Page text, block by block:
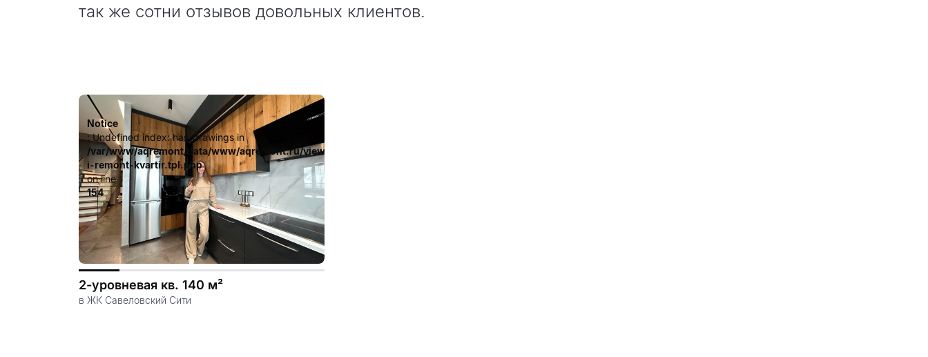
так же сотни отзывов довольных клиентов.
Notice
: Undefined index: has_drawings in
/var/www/aqremont/data/www/aqremont.ru/view/templates_c/ca23d591d3fd8044c55329b97dcde4d44cdb3e9e.file.dizayn-
i-remont-kvartir.tpl.php
on line
154
2-уровневая кв. 140 м²
в ЖК Савеловский Сити